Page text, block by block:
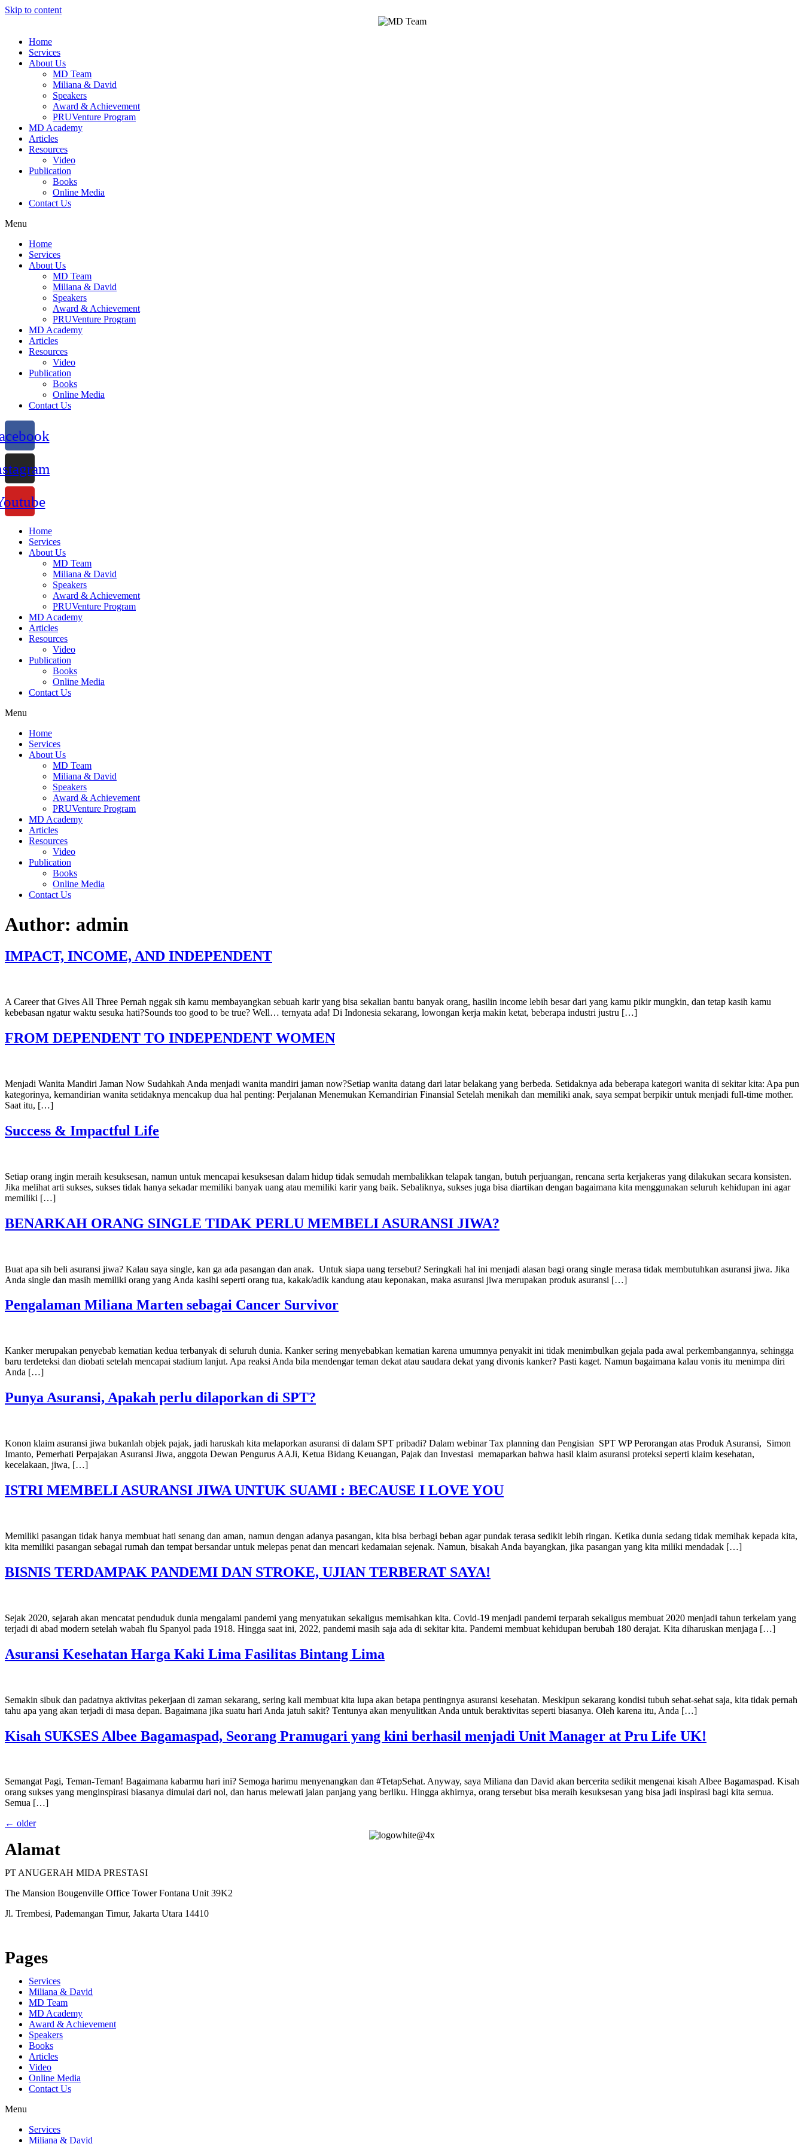
Skip to content
Home
Services
About Us
MD Team
Miliana & David
Speakers
Award & Achievement
PRUVenture Program
MD Academy
Articles
Resources
Video
Publication
Books
Online Media
Contact Us
Menu
Home
Services
About Us
MD Team
Miliana & David
Speakers
Award & Achievement
PRUVenture Program
MD Academy
Articles
Resources
Video
Publication
Books
Online Media
Contact Us
Home
Services
About Us
MD Team
Miliana & David
Speakers
Award & Achievement
PRUVenture Program
MD Academy
Articles
Resources
Video
Publication
Books
Online Media
Contact Us
Menu
Home
Services
About Us
MD Team
Miliana & David
Speakers
Award & Achievement
PRUVenture Program
MD Academy
Articles
Resources
Video
Publication
Books
Online Media
Contact Us
Author: admin
IMPACT, INCOME, AND INDEPENDENT
A Career that Gives All Three Pernah nggak sih kamu membayangkan sebuah karir yang bisa sekalian bantu banyak orang, hasilin income lebih besar dari yang kamu pikir mungkin, dan tetap kasih kamu
kebebasan ngatur waktu sesuka hati?Sounds too good to be true? Well… ternyata ada! Di Indonesia sekarang, lowongan kerja makin ketat, beberapa industri justru […]
FROM DEPENDENT TO INDEPENDENT WOMEN
Menjadi Wanita Mandiri Jaman Now Sudahkah Anda menjadi wanita mandiri jaman now?Setiap wanita datang dari latar belakang yang berbeda. Setidaknya ada beberapa kategori wanita di sekitar kita: Apa pun
kategorinya, kemandirian wanita setidaknya mencakup dua hal penting: Perjalanan Menemukan Kemandirian Finansial Setelah menikah dan memiliki anak, saya sempat berpikir untuk menjadi full-time mother.
Saat itu, […]
Success & Impactful Life
Setiap orang ingin meraih kesuksesan, namun untuk mencapai kesuksesan dalam hidup tidak semudah membalikkan telapak tangan, butuh perjuangan, rencana serta kerjakeras yang dilakukan secara konsisten.
Jika melihat arti sukses, sukses tidak hanya sekadar memiliki banyak uang atau memiliki karir yang baik. Sebaliknya, sukses juga bisa diartikan dengan bagaimana kita menggunakan seluruh kehidupan ini agar
memiliki […]
BENARKAH ORANG SINGLE TIDAK PERLU MEMBELI ASURANSI JIWA?
Buat apa sih beli asuransi jiwa? Kalau saya single, kan ga ada pasangan dan anak. Untuk siapa uang tersebut? Seringkali hal ini menjadi alasan bagi orang single merasa tidak membutuhkan asuransi jiwa. Jika
Anda single dan masih memiliki orang yang Anda kasihi seperti orang tua, kakak/adik kandung atau keponakan, maka asuransi jiwa merupakan produk asuransi […]
Pengalaman Miliana Marten sebagai Cancer Survivor
Kanker merupakan penyebab kematian kedua terbanyak di seluruh dunia. Kanker sering menyebabkan kematian karena umumnya penyakit ini tidak menimbulkan gejala pada awal perkembangannya, sehingga
baru terdeteksi dan diobati setelah mencapai stadium lanjut. Apa reaksi Anda bila mendengar teman dekat atau saudara dekat yang divonis kanker? Pasti kaget. Namun bagaimana kalau vonis itu menimpa diri
Anda […]
Punya Asuransi, Apakah perlu dilaporkan di SPT?
Konon klaim asuransi jiwa bukanlah objek pajak, jadi haruskah kita melaporkan asuransi di dalam SPT pribadi? Dalam webinar Tax planning dan Pengisian SPT WP Perorangan atas Produk Asuransi, Simon
Imanto, Pemerhati Perpajakan Asuransi Jiwa, anggota Dewan Pengurus AAJi, Ketua Bidang Keuangan, Pajak dan Investasi memaparkan bahwa hasil klaim asuransi proteksi seperti klaim kesehatan,
kecelakaan, jiwa, […]
ISTRI MEMBELI ASURANSI JIWA UNTUK SUAMI : BECAUSE I LOVE YOU
Memiliki pasangan tidak hanya membuat hati senang dan aman, namun dengan adanya pasangan, kita bisa berbagi beban agar pundak terasa sedikit lebih ringan. Ketika dunia sedang tidak memihak kepada kita,
kita memiliki pasangan sebagai rumah dan tempat bersandar untuk melepas penat dan mencari kedamaian sejenak. Namun, bisakah Anda bayangkan, jika pasangan yang kita miliki mendadak […]
BISNIS TERDAMPAK PANDEMI DAN STROKE, UJIAN TERBERAT SAYA!
Sejak 2020, sejarah akan mencatat penduduk dunia mengalami pandemi yang menyatukan sekaligus memisahkan kita. Covid-19 menjadi pandemi terparah sekaligus membuat 2020 menjadi tahun terkelam yang
terjadi di abad modern setelah wabah flu Spanyol pada 1918. Hingga saat ini, 2022, pandemi masih saja ada di sekitar kita. Pandemi membuat kehidupan berubah 180 derajat. Kita diharuskan menjaga […]
Asuransi Kesehatan Harga Kaki Lima Fasilitas Bintang Lima
Semakin sibuk dan padatnya aktivitas pekerjaan di zaman sekarang, sering kali membuat kita lupa akan betapa pentingnya asuransi kesehatan. Meskipun sekarang kondisi tubuh sehat-sehat saja, kita tidak pernah
tahu apa yang akan terjadi di masa depan. Bagaimana jika suatu hari Anda jatuh sakit? Tentunya akan menyulitkan Anda untuk beraktivitas seperti biasanya. Oleh karena itu, Anda […]
Kisah SUKSES Albee Bagamaspad, Seorang Pramugari yang kini berhasil menjadi Unit Manager at Pru Life UK!
Semangat Pagi, Teman-Teman! Bagaimana kabarmu hari ini? Semoga harimu menyenangkan dan #TetapSehat. Anyway, saya Miliana dan David akan bercerita sedikit mengenai kisah Albee Bagamaspad. Kisah
orang sukses yang menginspirasi biasanya dimulai dari nol, dan harus melewati jalan panjang yang berliku. Hingga akhirnya, orang tersebut bisa meraih kesuksesan yang bisa jadi inspirasi bagi kita semua.
Semua […]
← older
Alamat
PT ANUGERAH MIDA PRESTASI
The Mansion Bougenville Office Tower Fontana Unit 39K2
Jl. Trembesi, Pademangan Timur, Jakarta Utara 14410
Pages
Services
Miliana & David
MD Team
MD Academy
Award & Achievement
Speakers
Books
Articles
Video
Online Media
Contact Us
Menu
Services
Miliana & David